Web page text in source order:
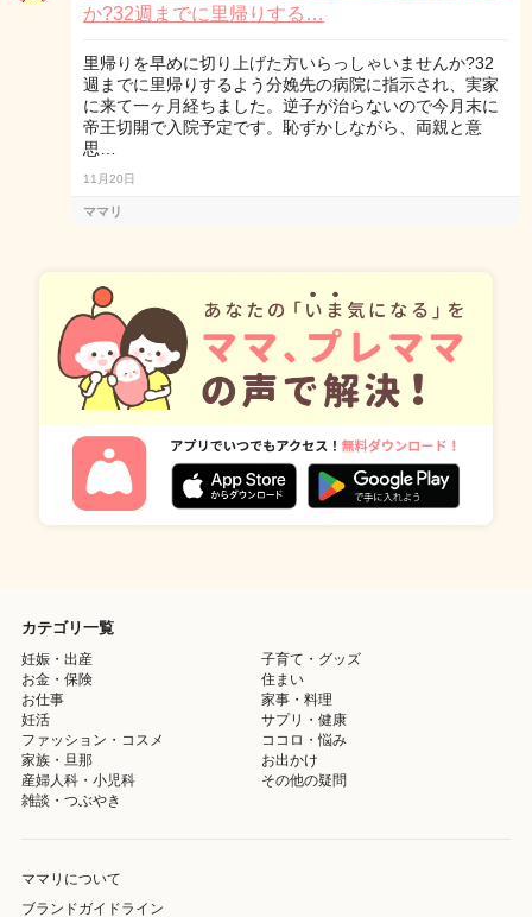
か?32週までに里帰りする…
里帰りを早めに切り上げた方いらっしゃいませんか?32
週までに里帰りするよう分娩先の病院に指示され、実家
に来て一ヶ月経ちました。逆子が治らないので今月末に
帝王切開で入院予定です。恥ずかしながら、両親と意
思…
11月20日
ママリ
カテゴリ一覧
妊娠・出産
子育て・グッズ
お金・保険
住まい
お仕事
家事・料理
妊活
サプリ・健康
ファッション・コスメ
ココロ・悩み
家族・旦那
お出かけ
産婦人科・小児科
その他の疑問
雑談・つぶやき
ママリについて
ブランドガイドライン